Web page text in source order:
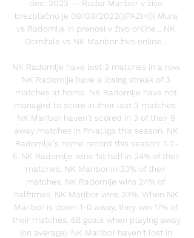
dec. 2023 — Rudar Maribor v živo
brezplačno je 08/03/2023(((PAZI>))) Mura
vs Radomlje in prenosi v živo online... NK
Domžale vs NK Maribor živo online ...
NK Radomlje have lost 3 matches in a row.
NK Radomlje have a losing streak of 3
matches at home. NK Radomlje have not
managed to score in their last 3 matches.
NK Maribor haven't scored in 3 of their 9
away matches in PrvaLiga this season. NK
Radomlje's home record this season: 1-2-
6. NK Radomlje wins 1st half in 24% of their
matches, NK Maribor in 33% of their
matches. NK Radomlje wins 24% of
halftimes, NK Maribor wins 33%. When NK
Maribor is down 1-0 away, they win 17% of
their matches. 68 goals when playing away
(on average). NK Maribor haven't lost in